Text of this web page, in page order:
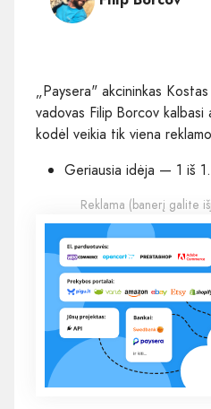
„Paysera" akcininkas
vadovas Filip Borcov
kodėl veikia tik viena
Geriausia idėja — 1 iš
Reklama (banerį galite